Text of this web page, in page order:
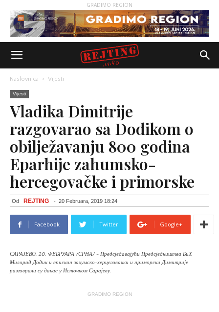
GRADIMO REGION
Naslovnica Vijesti
Vijesti
Vladika Dimitrije
razgovarao sa Dodikom o
obilježavanju 800 godina
Eparhije zahumsko-
hercegovačke i primorske
Od REJTING - 20 Februara, 2019 18:24
Facebook Twitter Google+
САРАЈЕВО, 20. ФЕБРУАРА /СРНА/ - Предсједавајући Предсједништва БиХ
Милорад Додик и епископ захумско-херцеговачки и приморски Димитрије
разговрали су данас у Источном Сарајеву.
GRADIMO REGION